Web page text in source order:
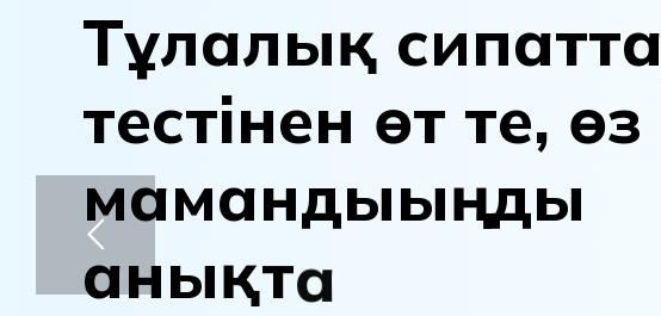
Тұлалық сипатта
тестінен өт те, өз
мамандыыңды
анықта